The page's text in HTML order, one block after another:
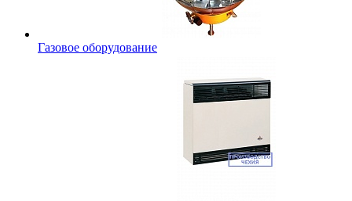
Газовое оборудование